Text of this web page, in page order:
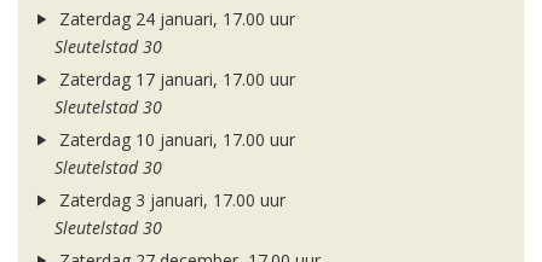
Zaterdag 24 januari, 17.00 uur
Sleutelstad 30
Zaterdag 17 januari, 17.00 uur
Sleutelstad 30
Zaterdag 10 januari, 17.00 uur
Sleutelstad 30
Zaterdag 3 januari, 17.00 uur
Sleutelstad 30